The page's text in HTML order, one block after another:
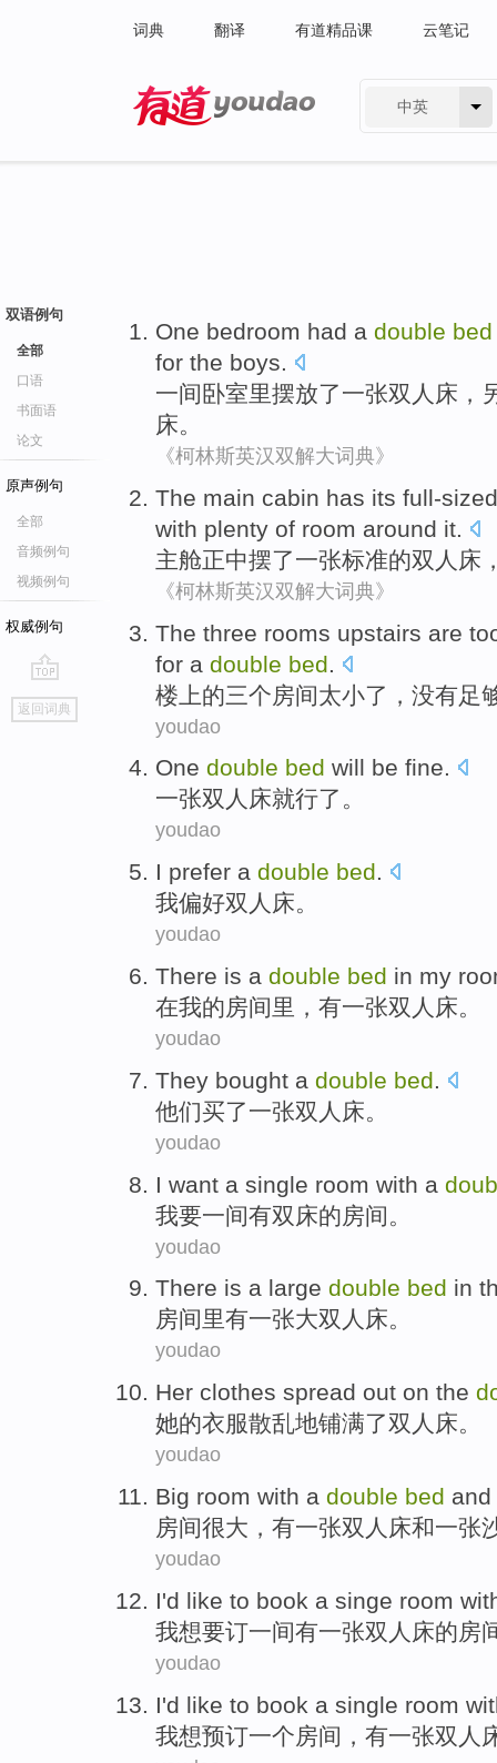
词典 翻译 有道精品课 云笔记
中英
双语例句
全部
口语
书面语
论文
原声例句
全部
音频例句
视频例句
权威例句
go
top
返回词典
One bedroom had a double bed
for the boys.
一间 卧室里摆放了一张双人床 ，
床。
《柯林斯英汉双解大词典》
The main cabin has its full-
with plenty of room around it.
主舱正中摆了一张标准的双人床
《柯林斯英汉双解大词典》
The three rooms upstairs are
for a double bed
楼 上的三个房间太小了，没有足
youdao
One double bed will be fine.
一张双人床就行了 。
youdao
I prefer a double bed.
我偏好双人床。
youdao
There is a double bed in my
在我的房间里 ， 有一张双人床。
youdao
They bought a double bed.
他们买了一张双人床。
youdao
I want a single room with a
我要一间有双 床的房间 。
youdao
There is a large double bed in
房间里有一张大双人床。
youdao
Her clothes spread out on the
她的衣服散乱地铺满了双人床。
youdao
Big room with a double bed and
房间很大 ， 有一张双人床和一张
youdao
I'd like to book a singe room
我想要订一间有一张双人床的房
youdao
I'd like to book a single room
我想预订一个房间 ， 有一张双人